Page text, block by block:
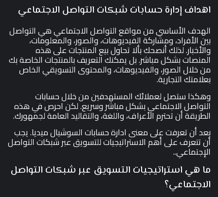
اهداف إدارة حسابات شبكات التواصل الاجتماعي
الهدف الأساسي من مواقع التواصل الاجتماعي هي التواصل
بين الأفراد، ومشاركة الفيديوهات، والصور، والمعلومات،
والأخبار. لذلك أنصحك بألا تحاول بيع المنتجات على هذه
المنصات بشكل مباشر. بل يمكنك التعريف بالمنتجات الخاصة بك
من خلال الصور، والفيديوهات، والمحتوى التسويقي الخاص
بعلامتك التجارية.
وهكذا ستصل لعملائك المستهدفين من خلال حسابات
التواصل الاجتماعي بشكل مباشر وسريع. لكن احرص في هذه
الطريقة أن تحترم الأعراف، واللغة، والتقاليد العامة لجمهورك.
بعد أن تعرفت على معنى ادارة حسابات السوشيال ميديا. يجب
أن تتعرف على أهم الاستراتيجيات للتسويق عبر شبكات التواصل
الإجتماعي..
ما هي استراتيجيات التسويق عبر شبكات التواصل
الاجتماعي؟